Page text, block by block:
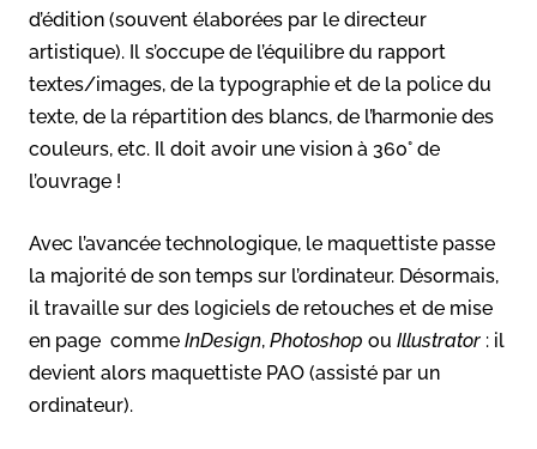
d’édition (souvent élaborées par le directeur
artistique). Il s’occupe de l’équilibre du rapport
textes/images, de la typographie et de la police du
texte, de la répartition des blancs, de l’harmonie des
couleurs, etc. Il doit avoir une vision à 360° de
l’ouvrage !
Avec l’avancée technologique, le maquettiste passe
la majorité de son temps sur l’ordinateur. Désormais,
il travaille sur des logiciels de retouches et de mise
en page comme InDesign, Photoshop ou Illustrator : il
devient alors maquettiste PAO (assisté par un
ordinateur).